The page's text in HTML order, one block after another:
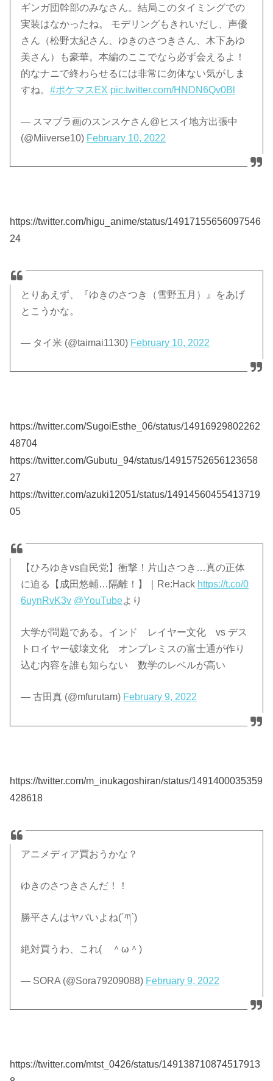
ギンガ団幹部のみなさん。結局このタイミングでの
実装はなかったね。 モデリングもきれいだし、声優
さん（松野太紀さん、ゆきのさつきさん、木下あゆ
美さん）も豪華。本編のここでなら必ず会えるよ！
的なナニで終わらせるには非常に勿体ない気がしま
すね。#ポケマスEX pic.twitter.com/HNDN6Qv0Bl
— スマブラ画のスンスケさん@ヒスイ地方出張中
(@Miiverse10) February 10, 2022
https://twitter.com/higu_anime/status/14917155656097546
24
とりあえず、『ゆきのさつき（雪野五月）』をあげ
とこうかな。
— タイ米 (@taimai1130) February 10, 2022
https://twitter.com/SugoiEsthe_06/status/14916929802262
48704
https://twitter.com/Gubutu_94/status/14915752656123658
27
https://twitter.com/azuki12051/status/14914560455413719
05
【ひろゆきvs自民党】衝撃！片山さつき…真の正体
に迫る【成田悠輔…隔離！】｜Re:Hack https://t.co/0
6uynRvK3v @YouTubeより
大学が問題である。インド レイヤー文化 vs デス
トロイヤー破壊文化 オンプレミスの富士通が作り
込む内容を誰も知らない 数学のレベルが高い
— 古田真 (@mfurutam) February 9, 2022
https://twitter.com/m_inukagoshiran/status/1491400035359
428618
アニメディア買おうかな？
ゆきのさつきさんだ！！
勝平さんはヤバいよね(´ཀ`)
絶対買うわ、これ( ＾ω＾)
— SORA (@Sora79209088) February 9, 2022
https://twitter.com/mtst_0426/status/149138710874517913